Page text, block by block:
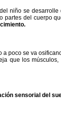
niño se
del cuerpo
poco se va
que los
sensorial del